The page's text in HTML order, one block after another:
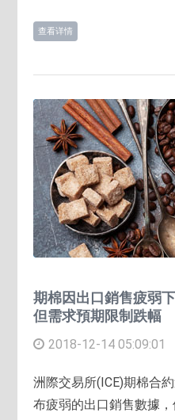
查看详情
期棉因出口銷售疲弱下
但需求預期限制跌幅
2018-12-14 05:09:01
洲際交易所(ICE)期棉合
布疲弱的出口銷售數據